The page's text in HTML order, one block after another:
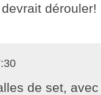
dérouler!
de set,